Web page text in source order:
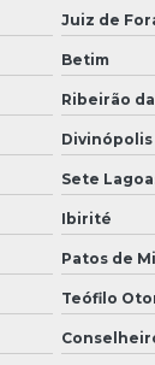
Juiz de
Betim
Ribeirão
Divinópolis
Sete
Ibirité
Patos de
Teófilo